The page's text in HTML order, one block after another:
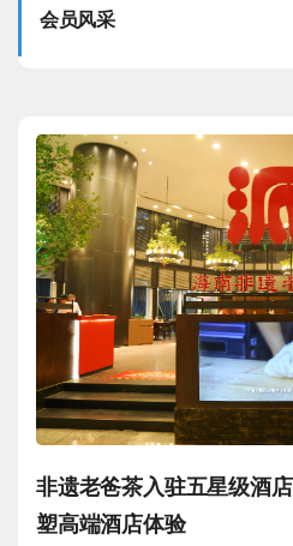
会员风采
非遗老爸茶入驻五星级酒
塑高端酒店体验